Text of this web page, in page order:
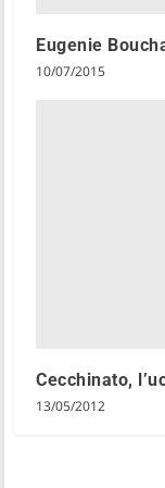
Eugenie
10/07/2015
Cecchinato,
13/05/2012